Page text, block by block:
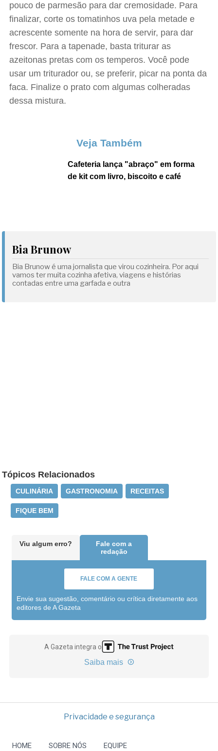
pouco de parmesão para dar cremosidade. Para
finalizar, corte os tomatinhos uva pela metade e
acrescente somente na hora de servir, para dar
frescor. Para a tapenade, basta triturar as
azeitonas pretas com os temperos. Você pode
usar um triturador ou, se preferir, picar na ponta da
faca. Finalize o prato com algumas colheradas
dessa mistura.
Veja Também
Cafeteria lança "abraço" em forma
de kit com livro, biscoito e café
Bia Brunow
Bia Brunow é uma jornalista que virou cozinheira. Por aqui
vamos ter muita cozinha afetiva, viagens e histórias
contadas entre uma garfada e outra
Tópicos Relacionados
CULINÁRIA GASTRONOMIA RECEITAS
FIQUE BEM
Viu algum erro?
Fale com a
redação
FALE COM A GENTE
Envie sua sugestão, comentário ou crítica diretamente aos
editores de A Gazeta
A Gazeta integra o
Saiba mais
Privacidade e segurança
HOME SOBRE NÓS EQUIPE